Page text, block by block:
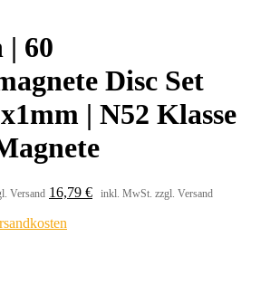
| 60
Disc Set
| N52 Klasse
Versand 16,79 € inkl. MwSt. zzgl. Versand